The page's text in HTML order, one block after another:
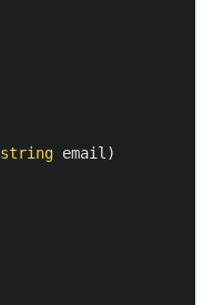
string email )